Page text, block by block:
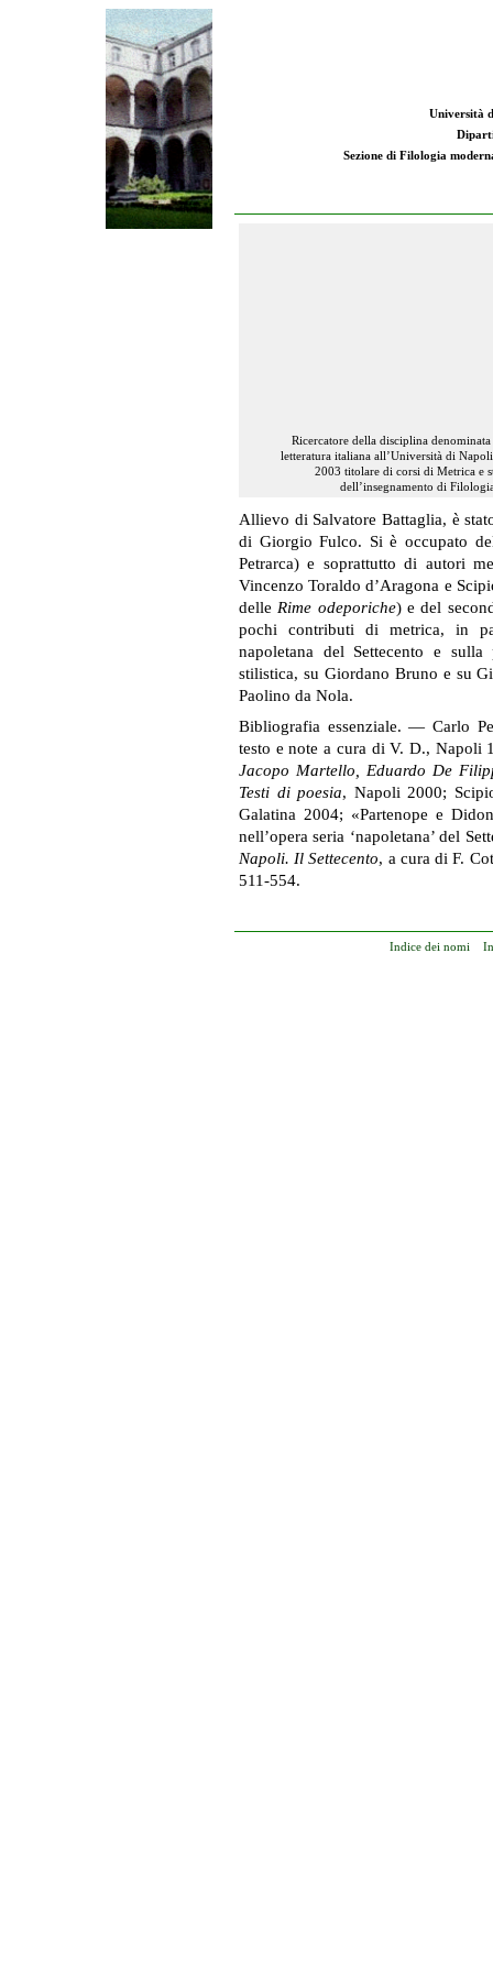
Università
Sezione di Filologia
Ricercatore della disciplina
letteratura italiana all’Università di
2003 titolare di corsi di Metrica e
dell’insegnamento di
Allievo di Salvatore Battaglia, è
di Giorgio Fulco. Si è occupato
Petrarca) e soprattutto di autori
Vincenzo Toraldo d’Aragona e
delle Rime odeporiche) e del
pochi contributi di metrica, in
napoletana del Settecento e
stilistica, su Giordano Bruno e su
Paolino da Nola.
Bibliografia essenziale. — Carlo
testo e note a cura di V. D., Napoli
Jacopo Martello, Eduardo De
Testi di poesia, Napoli 2000;
Galatina 2004; «Partenope e
nell’opera seria ‘napoletana’ del
Napoli. Il Settecento, a cura di F.
511-554.
Indice dei nomi